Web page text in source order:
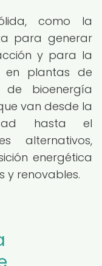
como la
para generar
y para la
en plantas de
de bioenergía
van desde la
hasta el
alternativos,
energética
y renovables.